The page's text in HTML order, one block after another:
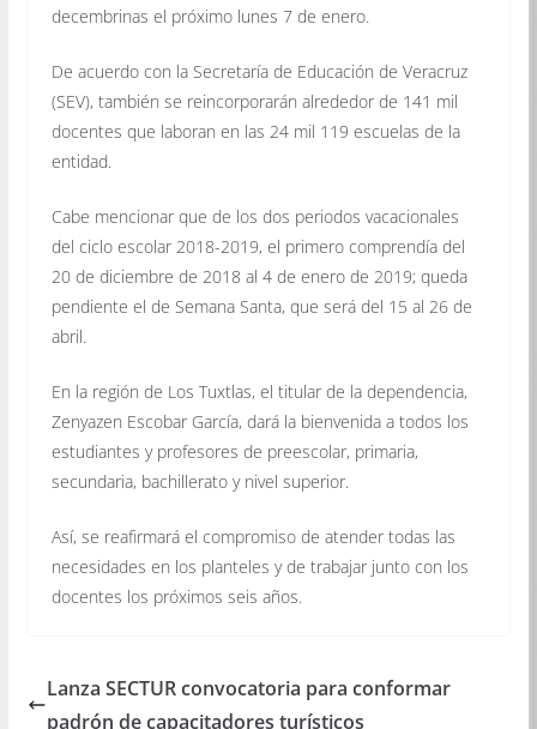
decembrinas el próximo lunes 7 de enero.
De acuerdo con la Secretaría de Educación de Veracruz
(SEV), también se reincorporarán alrededor de 141 mil
docentes que laboran en las 24 mil 119 escuelas de la
entidad.
Cabe mencionar que de los dos periodos vacacionales
del ciclo escolar 2018-2019, el primero comprendía del
20 de diciembre de 2018 al 4 de enero de 2019; queda
pendiente el de Semana Santa, que será del 15 al 26 de
abril.
En la región de Los Tuxtlas, el titular de la dependencia,
Zenyazen Escobar García, dará la bienvenida a todos los
estudiantes y profesores de preescolar, primaria,
secundaria, bachillerato y nivel superior.
Así, se reafirmará el compromiso de atender todas las
necesidades en los planteles y de trabajar junto con los
docentes los próximos seis años.
Lanza SECTUR convocatoria para conformar
padrón de capacitadores turísticos